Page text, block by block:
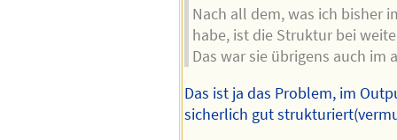
Nach all dem, was ich bisher
habe, ist die Struktur bei
Das war sie übrigens auch
Das ist ja das Problem, im
sicherlich gut